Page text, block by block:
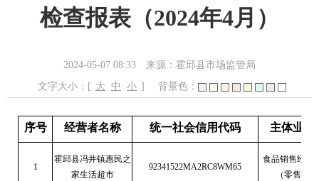
检查报表（2024年4月）
2024-05-07 08:33
来源：霍邱县市场监管局
文字大小：[ 大 中 小 ] 背景色：
序号 经营者名称 统一社会信用代码 主体业态
1
霍邱县冯井镇惠民之
家生活超市
92341522MA2RC8WM65
食品销售经营
（零售）